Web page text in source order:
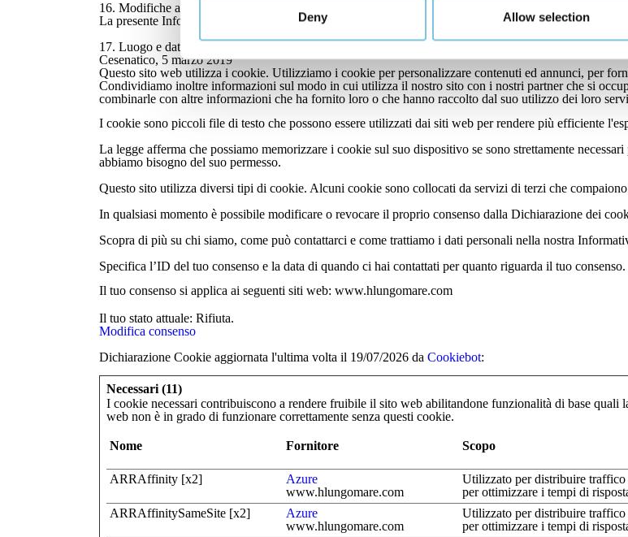
Deny Allow selection
16. Modifiche alla presente Informativa
La presente Informativa può subire variazioni. Si consiglia, quindi, di controllare regolarmente questa
17. Luogo e data
Cesenatico, 5 marzo 2019
Questo sito web utilizza i cookie. Utilizziamo i cookie per personalizzare contenuti ed annunci, per
Condividiamo inoltre informazioni sul modo in cui utilizza il nostro sito con i nostri partner che si
combinarle con altre informazioni che ha fornito loro o che hanno raccolto dal suo utilizzo dei loro
I cookie sono piccoli file di testo che possono essere utilizzati dai siti web per rendere più efficiente
La legge afferma che possiamo memorizzare i cookie sul suo dispositivo se sono strettamente
abbiamo bisogno del suo permesso.
Questo sito utilizza diversi tipi di cookie. Alcuni cookie sono collocati da servizi di terzi che compaiono
In qualsiasi momento è possibile modificare o revocare il proprio consenso dalla Dichiarazione dei
Scopra di più su chi siamo, come può contattarci e come trattiamo i dati personali nella nostra
Specifica l’ID del tuo consenso e la data di quando ci hai contattati per quanto riguarda il tuo consenso.
Il tuo consenso si applica ai seguenti siti web: www.hlungomare.com
Il tuo stato attuale: Rifiuta.
Modifica consenso
Dichiarazione Cookie aggiornata l'ultima volta il 19/07/2026 da Cookiebot:
Necessari (11)
I cookie necessari contribuiscono a rendere fruibile il sito web abilitandone funzionalità di base quali
web non è in grado di funzionare correttamente senza questi cookie.
Nome Fornitore Scopo
ARRAffinity [x2]
Azure
www.hlungomare.com
Utilizzato per distribuire traffico
per ottimizzare i tempi di
ARRAffinitySameSite [x2]
Azure
www.hlungomare.com
Utilizzato per distribuire traffico
per ottimizzare i tempi di